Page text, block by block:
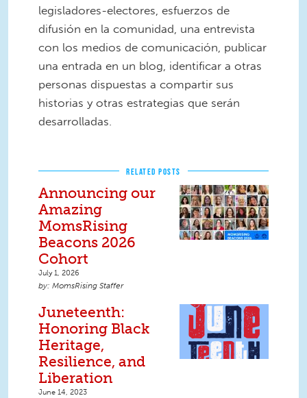
legisladores-electores, esfuerzos de
difusión en la comunidad, una entrevista
con los medios de comunicación, publicar
una entrada en un blog, identificar a otras
personas dispuestas a compartir sus
historias y otras estrategias que serán
desarrolladas.
RELATED POSTS
Announcing our
Amazing
MomsRising
Beacons 2026
Cohort
July 1, 2026
MomsRising Staffer
Juneteenth:
Honoring Black
Heritage,
Resilience, and
Liberation
June 14, 2023